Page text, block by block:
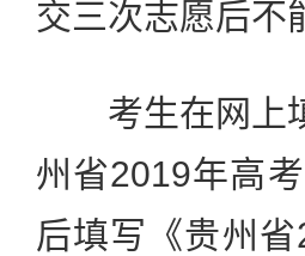
交三次志愿后不
考生在网上填
州省2019年高
后填写《贵州